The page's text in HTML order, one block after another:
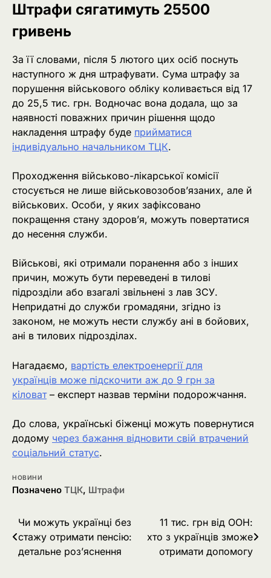
Штрафи сягатимуть 25500
гривень
За її словами, після 5 лютого цих осіб поснуть
наступного ж дня штрафувати. Сума штрафу за
порушення військового обліку коливається від 17
до 25,5 тис. грн. Водночас вона додала, що за
наявності поважних причин рішення щодо
накладення штрафу буде прийматися
індивідуально начальником ТЦК.
Проходження військово-лікарської комісії
стосується не лише військовозобов’язаних, але й
військових. Особи, у яких зафіксовано
покращення стану здоров’я, можуть повертатися
до несення служби.
Військові, які отримали поранення або з інших
причин, можуть бути переведені в тилові
підрозділи або взагалі звільнені з лав ЗСУ.
Непридатні до служби громадяни, згідно із
законом, не можуть нести службу ані в бойових,
ані в тилових підрозділах.
Нагадаємо, вартість електроенергії для
українців може підскочити аж до 9 грн за
кіловат– експерт назвав терміни подорожчання.
До слова, українські біженці можуть повернутися
додому через бажання відновити свій втрачений
соціальний статус.
НОВИНИ
Позначено ТЦК, Штрафи
Навігація
записів
Чи можуть українці без
стажу отримати пенсію:
детальне роз’яснення
11 тис. грн від ООН:
хто з українців зможе
отримати допомогу